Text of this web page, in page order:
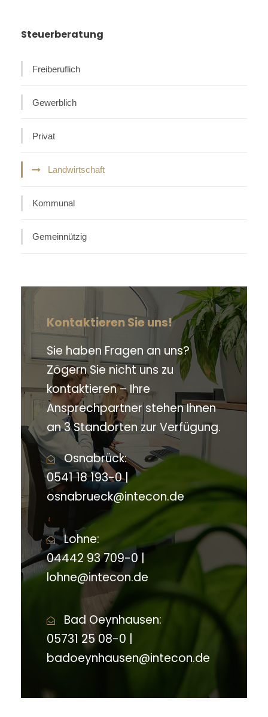
Steuerberatung
Freiberuflich
Gewerblich
Privat
Landwirtschaft
Kommunal
Gemeinnützig
Kontaktieren Sie uns!
Sie haben Fragen an uns?
Zögern Sie nicht uns zu
kontaktieren – Ihre
Ansprechpartner stehen Ihnen
an 3 Standorten zur Verfügung.
Osnabrück:
0541 18 193-0 |
osnabrueck@intecon.de
Lohne:
04442 93 709-0 |
lohne@intecon.de
Bad Oeynhausen:
05731 25 08-0 |
badoeynhausen@intecon.de